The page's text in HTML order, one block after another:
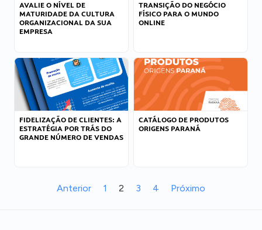
AVALIE O NÍVEL DE
MATURIDADE DA CULTURA
ORGANIZACIONAL DA SUA
EMPRESA
TRANSIÇÃO DO NEGÓCIO
FÍSICO PARA O MUNDO
ONLINE
FIDELIZAÇÃO DE CLIENTES: A
ESTRATÉGIA POR TRÁS DO
GRANDE NÚMERO DE VENDAS
CATÁLOGO DE PRODUTOS
ORIGENS PARANÁ
Anterior 1 2 3 4 Próximo